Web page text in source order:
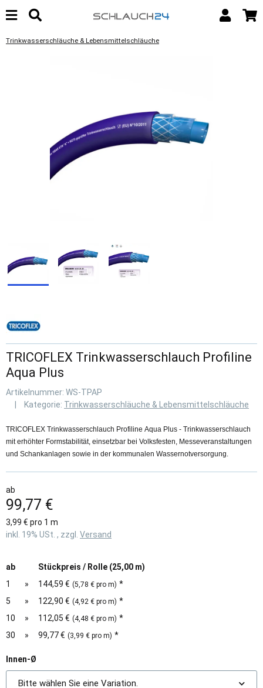
Trinkwasserschläuche & Lebensmittelschläuche
TRICOFLEX Trinkwasserschlauch Profiline
Aqua Plus
Artikelnummer: WS-TPAP
Kategorie: Trinkwasserschläuche & Lebensmittelschläuche
TRICOFLEX Trinkwasserschlauch Profiline Aqua Plus - Trinkwasserschlauch
mit erhöhter Formstabilität, einsetzbar bei Volksfesten, Messeveranstaltungen
und Schankanlagen sowie in der kommunalen Wassernotversorgung.
ab
99,77 €
3,99 € pro 1 m
inkl. 19% USt. , zzgl. Versand
ab
Stückpreis / Rolle (25,00 m)
1
» 144,59 € (5,78 € pro m) *
5
» 122,90 € (4,92 € pro m) *
10
» 112,05 € (4,48 € pro m) *
30
» 99,77 € (3,99 € pro m) *
Innen-Ø
Bitte wählen Sie eine Variation.